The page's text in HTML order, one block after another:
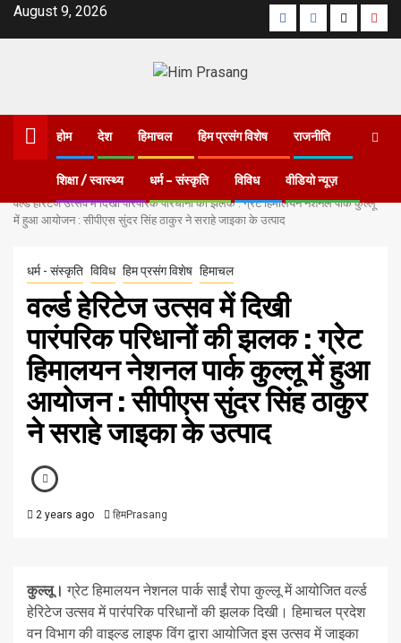
August 9, 2026
होम देश हिमाचल हिम प्रसंग विशेष राजनीति
शिक्षा / स्वास्थ्य धर्म – संस्कृति विविध वीडियो न्यूज़
वर्ल्ड हेरिटेज उत्सव में दिखी पारंपरिक परिधानों की झलक : ग्रेट हिमालयन नेशनल पार्क कुल्लू
में हुआ आयोजन : सीपीएस सुंदर सिंह ठाकुर ने सराहे जाइका के उत्पाद
धर्म - संस्कृति विविध हिम प्रसंग विशेष हिमाचल
वर्ल्ड हेरिटेज उत्सव में दिखी
पारंपरिक परिधानों की झलक : ग्रेट
हिमालयन नेशनल पार्क कुल्लू में हुआ
आयोजन : सीपीएस सुंदर सिंह ठाकुर
ने सराहे जाइका के उत्पाद
2 years ago हिमPrasang
कुल्लू। ग्रेट हिमालयन नेशनल पार्क साईं रोपा कुल्लू में आयोजित वर्ल्ड
हेरिटेज उत्सव में पारंपरिक परिधानों की झलक दिखी। हिमाचल प्रदेश
वन विभाग की वाइल्ड लाइफ विंग द्वारा आयोजित इस उत्सव में जाइका